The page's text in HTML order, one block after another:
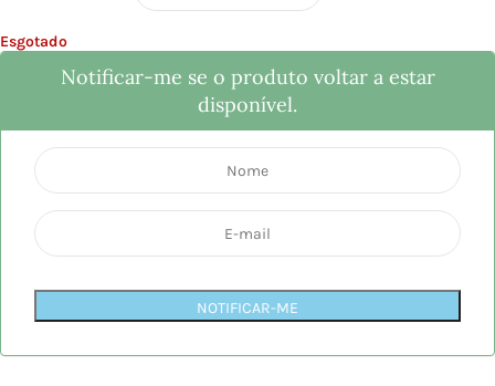
Esgotado
Notificar-me se o produto voltar a estar
disponível.
NOTIFICAR-ME